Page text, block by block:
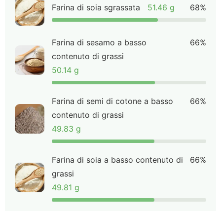
Farina di soia sgrassata 51.46 g 68%
Farina di sesamo a basso
contenuto di grassi
50.14 g
66%
Farina di semi di cotone a basso
contenuto di grassi
49.83 g
66%
Farina di soia a basso contenuto di
grassi
49.81 g
66%